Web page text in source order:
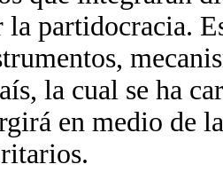
la partidocracia.
la cual se ha
en medio de